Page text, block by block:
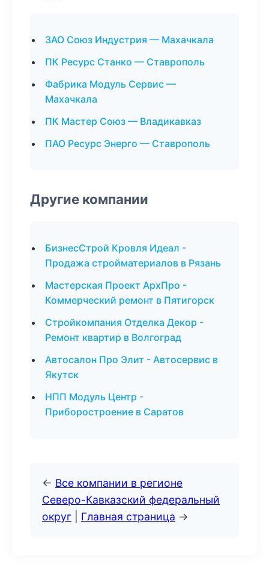
ЗАО Союз Индустрия — Махачкала
ПК Ресурс Станко — Ставрополь
Фабрика Модуль Сервис —
Махачкала
ПК Мастер Союз — Владикавказ
ПАО Ресурс Энерго — Ставрополь
Другие компании
БизнесСтрой Кровля Идеал -
Продажа стройматериалов в Рязань
Мастерская Проект АрхПро -
Коммерческий ремонт в Пятигорск
Стройкомпания Отделка Декор -
Ремонт квартир в Волгоград
Автосалон Про Элит - Автосервис в
Якутск
НПП Модуль Центр -
Приборостроение в Саратов
← Все компании в регионе
Северо-Кавказский федеральный
округ
Главная страница →